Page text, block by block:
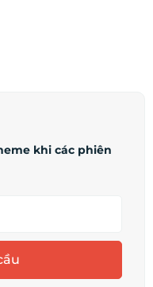
khi các phiên